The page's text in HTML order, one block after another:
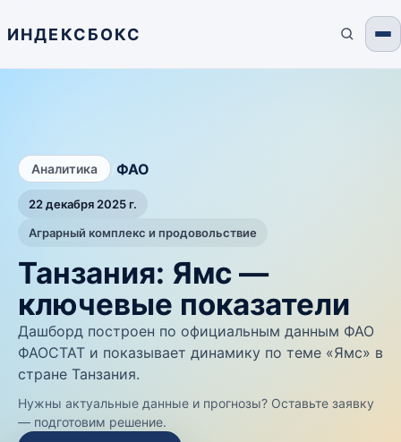
ИНДЕКСБОКС
Аналитика ФАО
22 декабря 2025 г.
Аграрный комплекс и продовольствие
Танзания: Ямс —
ключевые показатели
Дашборд построен по официальным данным ФАО
ФАОСТАТ и показывает динамику по теме «Ямс» в
стране Танзания.
Нужны актуальные данные и прогнозы? Оставьте заявку
— подготовим решение.